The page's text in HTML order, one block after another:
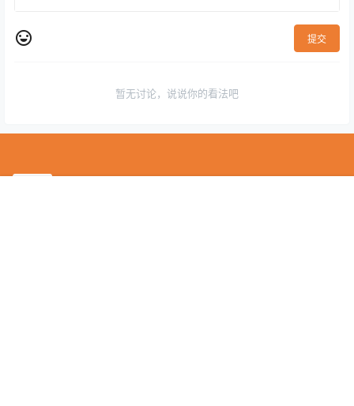
提交
暂无讨论，说说你的看法吧